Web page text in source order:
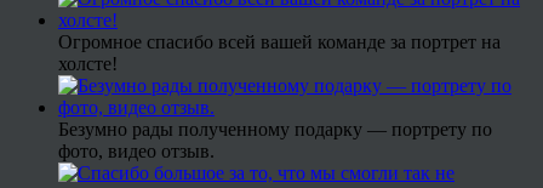
Огромное спасибо всей вашей команде за портрет на
холсте!
Безумно рады полученному подарку — портрету по
фото, видео отзыв.